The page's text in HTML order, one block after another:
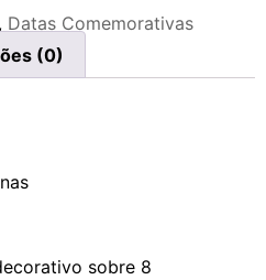
, Datas Comemorativas
(0)
sobre 8